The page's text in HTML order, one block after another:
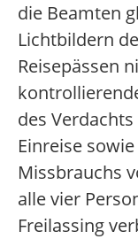
die Beamten
Lichtbildern
Reisepässen
des
Einreise
Missbrauchs
alle vier
Freilassing